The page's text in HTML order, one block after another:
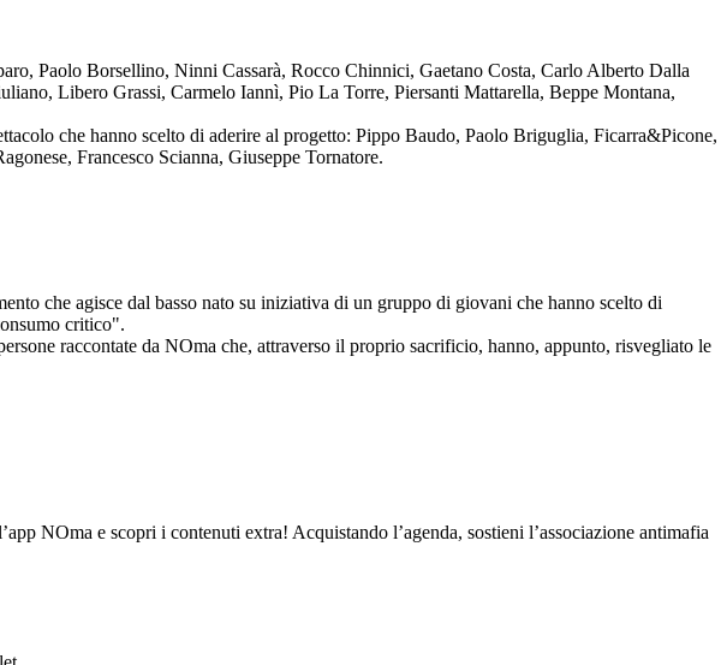
Paolo Borsellino, Ninni Cassarà, Rocco Chinnici, Gaetano Costa, Carlo Alberto Dalla
Libero Grassi, Carmelo Iannì, Pio La Torre, Piersanti Mattarella, Beppe Montana,
che hanno scelto di aderire al progetto: Pippo Baudo, Paolo Briguglia, Ficarra&Picone,
Francesco Scianna, Giuseppe Tornatore.
che agisce dal basso nato su iniziativa di un gruppo di giovani che hanno scelto di
critico".
raccontate da NOma che, attraverso il proprio sacrificio, hanno, appunto, risvegliato le
NOma e scopri i contenuti extra! Acquistando l’agenda, sostieni l’associazione antimafia